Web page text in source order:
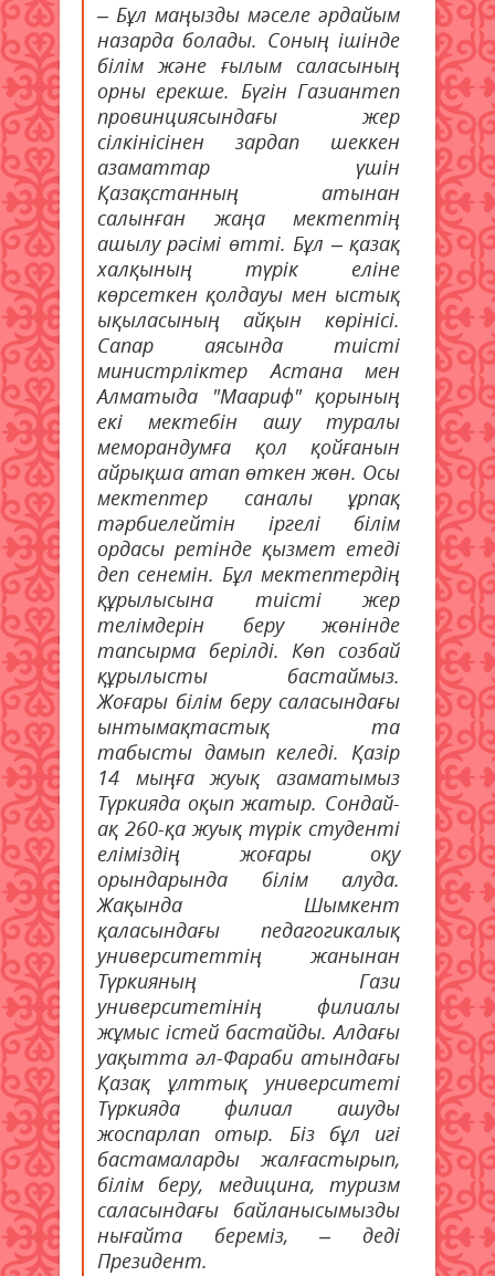
– Бұл маңызды мәселе әрдайым
назарда болады. Соның ішінде
білім және ғылым саласының
орны ерекше. Бүгін Газиантеп
провинциясындағы жер
сілкінісінен зардап шеккен
азаматтар үшін
Қазақстанның атынан
салынған жаңа мектептің
ашылу рәсімі өтті. Бұл – қазақ
халқының түрік еліне
көрсеткен қолдауы мен ыстық
ықыласының айқын көрінісі.
Сапар аясында тиісті
министрліктер Астана мен
Алматыда "Маариф" қорының
екі мектебін ашу туралы
меморандумға қол қойғанын
айрықша атап өткен жөн. Осы
мектептер саналы ұрпақ
тәрбиелейтін іргелі білім
ордасы ретінде қызмет етеді
деп сенемін. Бұл мектептердің
құрылысына тиісті жер
телімдерін беру жөнінде
тапсырма берілді. Көп созбай
құрылысты бастаймыз.
Жоғары білім беру саласындағы
ынтымақтастық та
табысты дамып келеді. Қазір
14 мыңға жуық азаматымыз
Түркияда оқып жатыр. Сондай-
ақ 260-қа жуық түрік студенті
еліміздің жоғары оқу
орындарында білім алуда.
Жақында Шымкент
қаласындағы педагогикалық
университеттің жанынан
Түркияның Гази
университетінің филиалы
жұмыс істей бастайды. Алдағы
уақытта әл-Фараби атындағы
Қазақ ұлттық университеті
Түркияда филиал ашуды
жоспарлап отыр. Біз бұл игі
бастамаларды жалғастырып,
білім беру, медицина, туризм
саласындағы байланысымызды
нығайта береміз, – деді
Президент.